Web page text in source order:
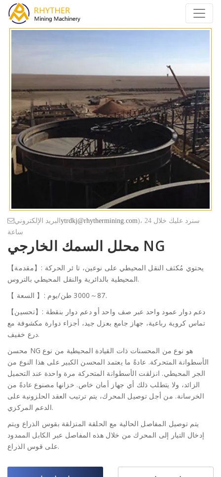
البريد الإلكتروني ytrdkj@rhythermining.com)، سنرد عليك خلال 24
ساعة
محلل السمك الخارجي NG
【مقدمة】: يحتوي مُكثف النقل المحيطي على نوعين، تا ئر الحركة
المحيطية بالدائرية والنقل المحيطي بالتروس.
【 السعة 】: 87～3000 طن/يوم.
【تحسين】: دعم دوار عمود واحد عبر صف واحد أو دعم دوار بنقطة
تماس كروية رباعية، جهاز جامع بعزل جيد، أجزاء دوارة مكشوفة مع
درع خفيف.
محسن NG هو نوع من المحسنات ذات القيادة المحيطية من نوع
الأسطوانة المتحركة. عادةً ما يعتمد المحسن الكبير على هذا النوع من
الجر المحيطي. انزلقت الأسطوانة المتحركة مرة واحدة عند التحميل
الزائد، ولا يتطلب ذلك أي جهاز أمان خاص. خزانها مصنوع عادةً من
الخرسانة. من أجل توصيل المحرك، يتم ترتيب العقد الحلزونية على
الدعم المركزي.
يتم توصيل المفاصل الحالية مع الحلقة المنزلقة بقوس الذراع ويتم
إدخال التيار إلى المحرك من خلال هذه المفاصل عبر الكابل الممدود
على قوس الذراع.